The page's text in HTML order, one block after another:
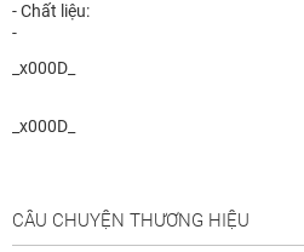
- Chất liệu:
-
_x000D_
_x000D_
CÂU CHUYỆN THƯƠNG HIỆU